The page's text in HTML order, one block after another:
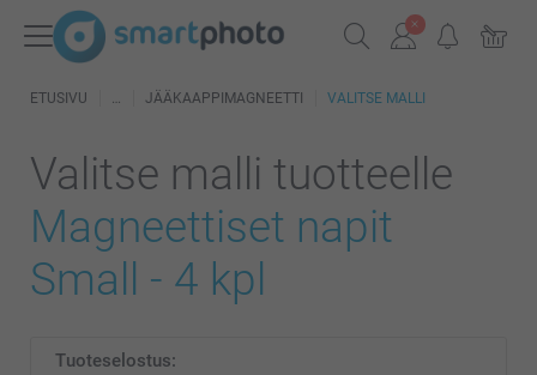
ETUSIVU JÄÄKAAPPIMAGNEETTI VALITSE MALLI
Valitse malli tuotteelle
Magneettiset napit
Small - 4 kpl
Tuoteselostus: